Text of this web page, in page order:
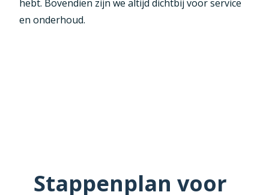
hebt. Bovendien zijn we altijd dichtbij voor service
en onderhoud.
Stappenplan voor